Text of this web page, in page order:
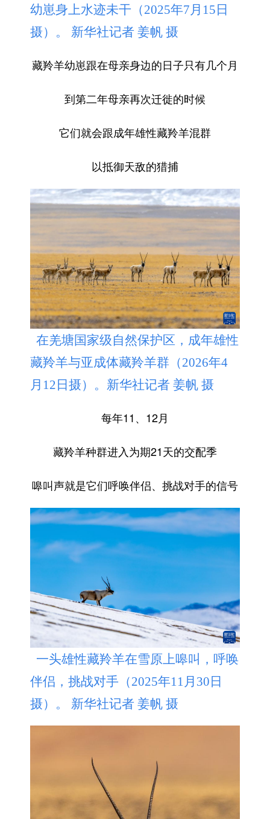
幼崽身上水迹未干（2025年7月15日
摄）。 新华社记者 姜帆 摄
藏羚羊幼崽跟在母亲身边的日子只有几个月
到第二年母亲再次迁徙的时候
它们就会跟成年雄性藏羚羊混群
以抵御天敌的猎捕
在羌塘国家级自然保护区，成年雄性
藏羚羊与亚成体藏羚羊群（2026年4
月12日摄）。新华社记者 姜帆 摄
每年11、12月
藏羚羊种群进入为期21天的交配季
嗥叫声就是它们呼唤伴侣、挑战对手的信号
一头雄性藏羚羊在雪原上嗥叫，呼唤
伴侣，挑战对手（2025年11月30日
摄）。 新华社记者 姜帆 摄